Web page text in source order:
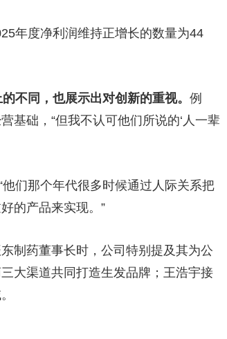
年度净利润维持正增长的数量为44
不同，也展示出对创新的重视。 例
基础，“但我不认可他们所说的‘人一辈
们那个年代很多时候通过人际关系把
的产品来实现。”
制药董事长时，公司特别提及其为公
大渠道共同打造生发品牌；王浩宇接